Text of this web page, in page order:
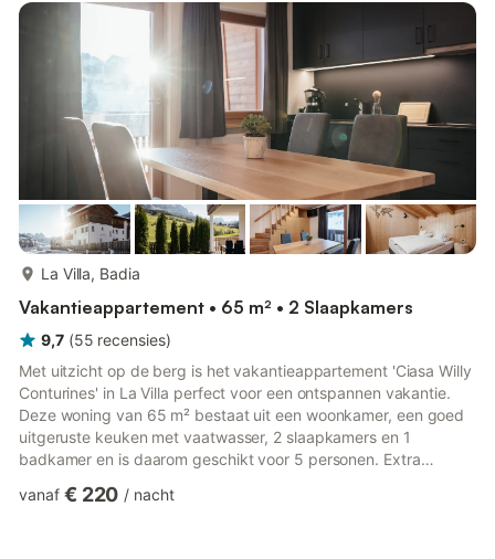
ingerichte appartement beschikt over een woonkamer, een zeer
goed uitgeruste keuken met vaatwasser, twee slaapkamers en
een badkamer en ...
La Villa, Badia
Vakantieappartement • 65 m² • 2 Slaapkamers
9,7 (55 recensies)
Met uitzicht op de berg is het vakantieappartement 'Ciasa Willy
Conturines' in La Villa perfect voor een ontspannen vakantie.
Deze woning van 65 m² bestaat uit een woonkamer, een goed
uitgeruste keuken met vaatwasser, 2 slaapkamers en 1
badkamer en is daarom geschikt voor 5 personen. Extra
videogesprekken) en een tv. Een babybedje is ook
vanaf € 220 / nacht